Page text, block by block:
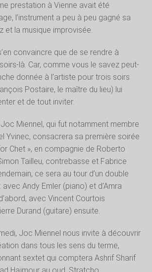
prestation à Vienne avait été
l’instrument a peu à peu gagné sa
et la musique improvisée.
convaincre que de se rendre à
là. Car, comme vous le savez peut-
donnée à l’artiste pour trois soirs
Postaire, le maître du lieu) lui
et de tout inviter.
Miennel, qui fut notamment membre
Yvinec, consacrera sa première soirée
Chet », en compagnie de Roberto
Tailleu, contrebasse et Fabrice
ce sera au tour d’un double
Andy Emler (piano) et d’Amra
avec Vincent Courtois
Durand (guitare) ensuite.
Joc Miennel nous invite à découvrir
dans tous les sens du terme,
sextet qui comptera Ashrif Sharif